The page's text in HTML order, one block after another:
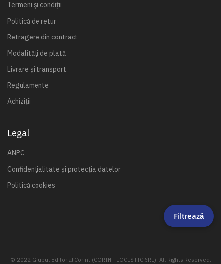
Termeni și condiții
Politică de retur
Retragere din contract
Modalități de plată
Livrare și transport
Regulamente
Achiziții
Legal
ANPC
Confidențialitate și protecția datelor
Politică cookies
© 2022 Grupul Editorial Corint (CORINT LOGISTIC SRL). All Rights Reserved.
Filtrează